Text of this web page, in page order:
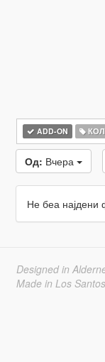
ADD-ON
Од: Вчера
Не беа најдени
Designed in
Made in Los Santos